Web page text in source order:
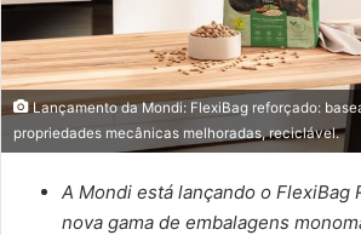
Lançamento da Mondi: FlexiBag reforçado:
propriedades mecânicas melhoradas, reciclável.
A Mondi está lançando o FlexiBag
nova gama de embalagens